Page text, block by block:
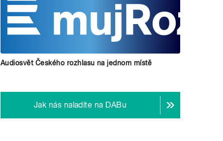
Audiosvět Českého rozhlasu na jednom místě
Jak nás naladíte na DABu